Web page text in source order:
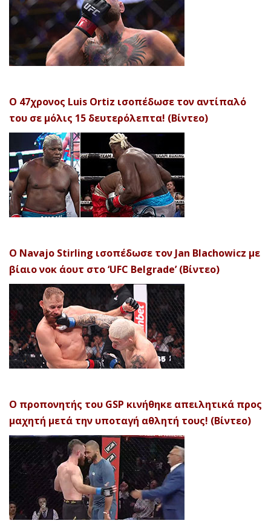
Ο 47χρονος Luis Ortiz ισοπέδωσε τον αντίπαλό
του σε μόλις 15 δευτερόλεπτα! (Βίντεο)
Ο Navajo Stirling ισοπέδωσε τον Jan Blachowicz με
βίαιο νοκ άουτ στο ‘UFC Belgrade’ (Βίντεο)
Ο προπονητής του GSP κινήθηκε απειλητικά προς
μαχητή μετά την υποταγή αθλητή τους! (Βίντεο)